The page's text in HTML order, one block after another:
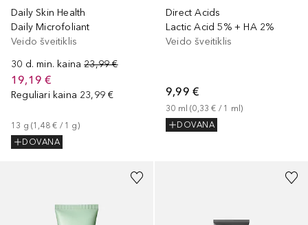
Daily Skin Health
Daily Microfoliant
Veido šveitiklis
30 d. min. kaina 23,99 €
19,19 €
Reguliari kaina 23,99 €
13 g (1,48 € / 1 g)
DOVANA
Direct Acids
Lactic Acid 5% + HA 2%
Veido šveitiklis
9,99 €
30 ml (0,33 € / 1 ml)
DOVANA